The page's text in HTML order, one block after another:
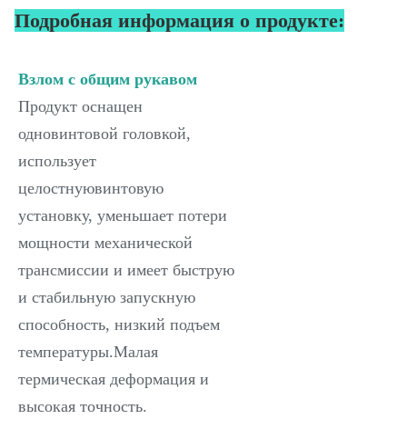
Подробная информация о продукте:
Взлом с общим рукавом
Продукт оснащен
одновинтовой головкой,
использует
целостнуювинтовую
установку, уменьшает потери
мощности механической
трансмиссии и имеет быструю
и стабильную запускную
способность, низкий подъем
температуры.Малая
термическая деформация и
высокая точность.